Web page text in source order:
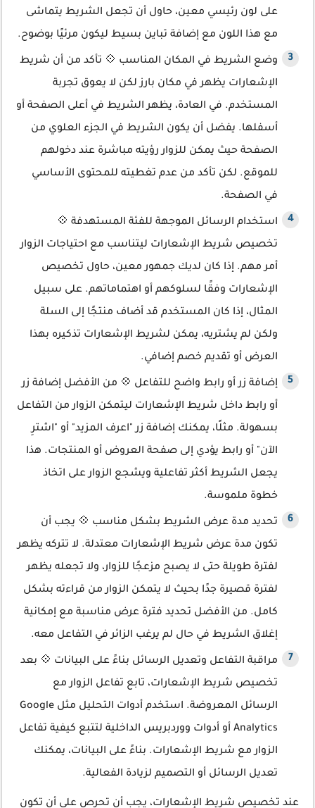
على لون رئيسي معين، حاول أن تجعل الشريط يتماشى
مع هذا اللون مع إضافة تباين بسيط ليكون مرئيًا بوضوح.
وضع الشريط في المكان المناسب 💠 تأكد من أن شريط
الإشعارات يظهر في مكان بارز لكن لا يعوق تجربة
المستخدم. في العادة، يظهر الشريط في أعلى الصفحة أو
أسفلها. يفضل أن يكون الشريط في الجزء العلوي من
الصفحة حيث يمكن للزوار رؤيته مباشرة عند دخولهم
للموقع. لكن تأكد من عدم تغطيته للمحتوى الأساسي
في الصفحة.
استخدام الرسائل الموجهة للفئة المستهدفة 💠
تخصيص شريط الإشعارات ليتناسب مع احتياجات الزوار
أمر مهم. إذا كان لديك جمهور معين، حاول تخصيص
الإشعارات وفقًا لسلوكهم أو اهتماماتهم. على سبيل
المثال، إذا كان المستخدم قد أضاف منتجًا إلى السلة
ولكن لم يشتريه، يمكن لشريط الإشعارات تذكيره بهذا
العرض أو تقديم خصم إضافي.
إضافة زر أو رابط واضح للتفاعل 💠 من الأفضل إضافة زر
أو رابط داخل شريط الإشعارات ليتمكن الزوار من التفاعل
بسهولة. مثلًا، يمكنك إضافة زر "اعرف المزيد" أو "اشترِ
الآن" أو رابط يؤدي إلى صفحة العروض أو المنتجات. هذا
يجعل الشريط أكثر تفاعلية ويشجع الزوار على اتخاذ
خطوة ملموسة.
تحديد مدة عرض الشريط بشكل مناسب 💠 يجب أن
تكون مدة عرض شريط الإشعارات معتدلة. لا تتركه يظهر
لفترة طويلة حتى لا يصبح مزعجًا للزوار، ولا تجعله يظهر
لفترة قصيرة جدًا بحيث لا يتمكن الزوار من قراءته بشكل
كامل. من الأفضل تحديد فترة عرض مناسبة مع إمكانية
إغلاق الشريط في حال لم يرغب الزائر في التفاعل معه.
مراقبة التفاعل وتعديل الرسائل بناءً على البيانات 💠 بعد
تخصيص شريط الإشعارات، تابع تفاعل الزوار مع
الرسائل المعروضة. استخدم أدوات التحليل مثل Google
Analytics أو أدوات ووردبريس الداخلية لتتبع كيفية تفاعل
الزوار مع شريط الإشعارات. بناءً على البيانات، يمكنك
تعديل الرسائل أو التصميم لزيادة الفعالية.
عند تخصيص شريط الإشعارات، يجب أن تحرص على أن تكون